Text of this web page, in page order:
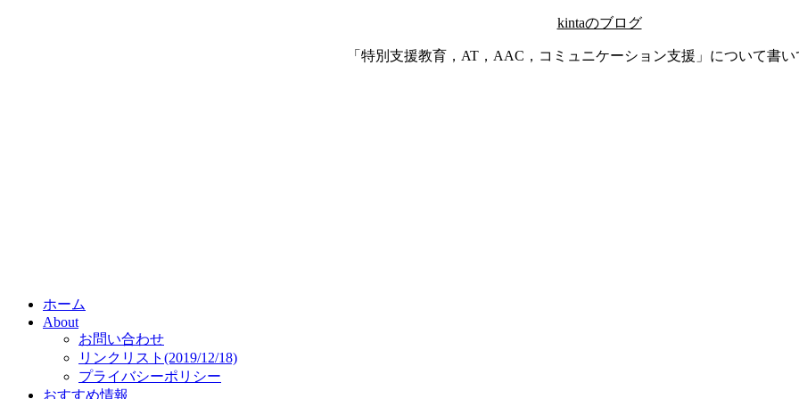
kintaのブログ
「特別支援教育，AT，AAC，コミュニケーション支援」について書
ホーム
About
お問い合わせ
リンクリスト(2019/12/18)
プライバシーポリシー
おすすめ情報